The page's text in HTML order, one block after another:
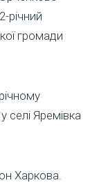
річний
громади
селі Яремівка
Харкова.